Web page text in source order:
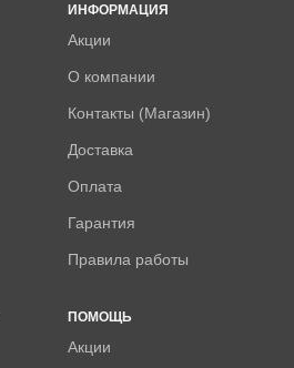
ИНФОРМАЦИЯ
Акции
О компании
Контакты (Магазин)
Доставка
Оплата
Гарантия
Правила работы
ПОМОЩЬ
Акции